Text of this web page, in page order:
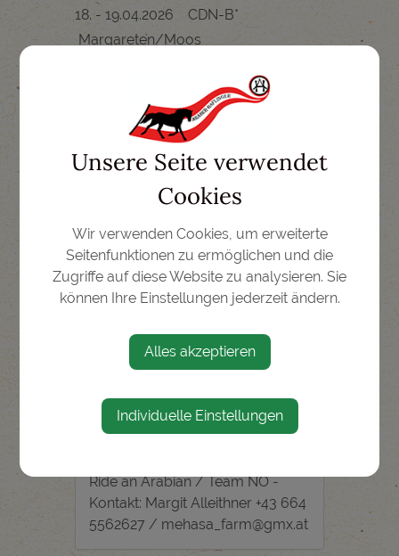
18. - 19.04.2026 CDN-B*
Margareten/Moos
04. - 05.07.2026 CHNA-C Stadl
Paura - ARABER FESTIVAL
Startberechtigung nur für
VOLLBLUTARABER!
Weikersdorf - FINALE
Veranstaltungsort
Veranstalter
Ride an Arabian / Team NÖ -
Kontakt: Margit Alleithner +43 664
5562627 / mehasa_farm@gmx.at
Unsere Seite verwendet
Cookies
Wir verwenden Cookies, um erweiterte
Seitenfunktionen zu ermöglichen und die
Zugriffe auf diese Website zu analysieren. Sie
können Ihre Einstellungen jederzeit ändern.
Alles akzeptieren
Individuelle Einstellungen